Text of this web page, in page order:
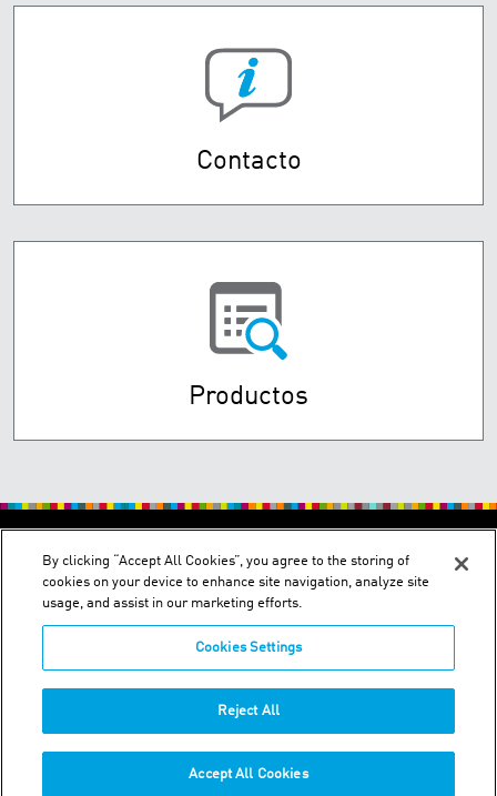
Contacto
Productos
Phone:+57-1-251-8400
WhatsApp +57-305-235-8427
By clicking “Accept All Cookies”, you agree to the storing of
cookies on your device to enhance site navigation, analyze site
usage, and assist in our marketing efforts.
Cookies Settings
Reject All
Accept All Cookies